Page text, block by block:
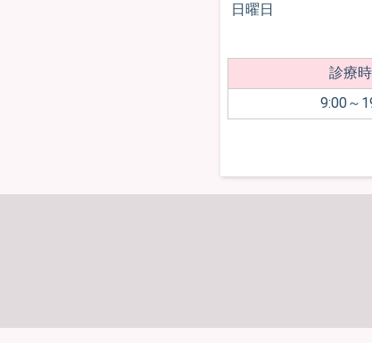
日曜日
診療
9:00～